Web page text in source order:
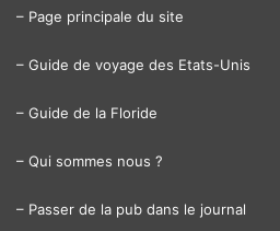
– Page principale du site
– Guide de voyage des Etats-Unis
– Guide de la Floride
– Qui sommes nous ?
– Passer de la pub dans le journal